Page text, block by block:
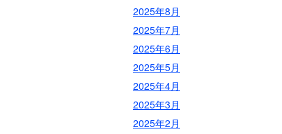
2025年8月
2025年7月
2025年6月
2025年5月
2025年4月
2025年3月
2025年2月